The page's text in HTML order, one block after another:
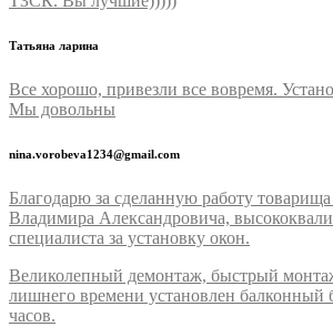
Татьяна ларина
Все хорошо, привезли все вовремя.
Мы довольны
nina.vorobeva1234@gmail.com
Благодарю за сделанную работу
Владимира Александровича,
специалиста за установку окон.
Великолепный демонтаж, быстрый
лишнего времени установлен балконный
часов.